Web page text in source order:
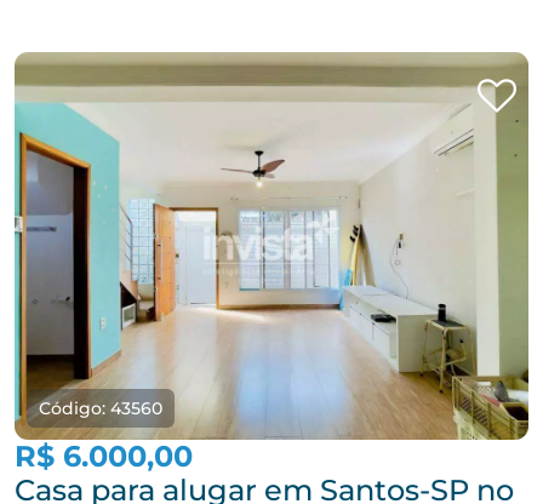
Código: 43560
R$ 6.000,00
Casa para alugar em Santos-SP no